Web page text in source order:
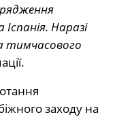
Наразі
тимчасового
заходу на